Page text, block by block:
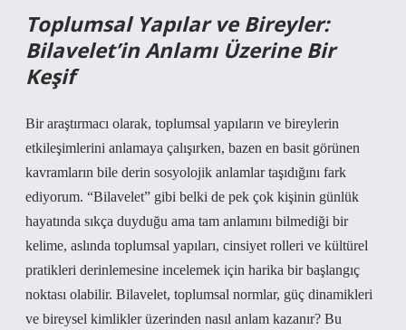
Toplumsal Yapılar ve Bireyler:
Bilavelet’in Anlamı Üzerine Bir
Keşif
Bir araştırmacı olarak, toplumsal yapıların ve bireylerin
etkileşimlerini anlamaya çalışırken, bazen en basit görünen
kavramların bile derin sosyolojik anlamlar taşıdığını fark
ediyorum. “Bilavelet” gibi belki de pek çok kişinin günlük
hayatında sıkça duyduğu ama tam anlamını bilmediği bir
kelime, aslında toplumsal yapıları, cinsiyet rolleri ve kültürel
pratikleri derinlemesine incelemek için harika bir başlangıç
noktası olabilir. Bilavelet, toplumsal normlar, güç dinamikleri
ve bireysel kimlikler üzerinden nasıl anlam kazanır? Bu